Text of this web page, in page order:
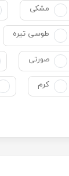
مشکی
طوسی تیره
صورتی
کرم